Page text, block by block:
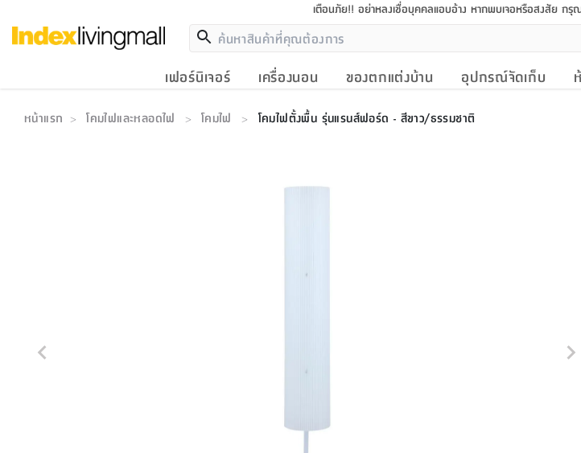
เตือนภัย!! อย่าหลงเชื่อบุคคลแอบอ้าง หากพบเจอหรือสงสัย ก
เฟอร์นิเจอร์ เครื่องนอน ของตกแต่งบ้าน อุปกรณ์จัดเก็บ
หน้าแรก > โคมไฟและหลอดไฟ > โคมไฟ > โคมไฟตั้งพื้น รุ่นแรนส์ฟอร์ด - สีขาว/ธรรมชาติ